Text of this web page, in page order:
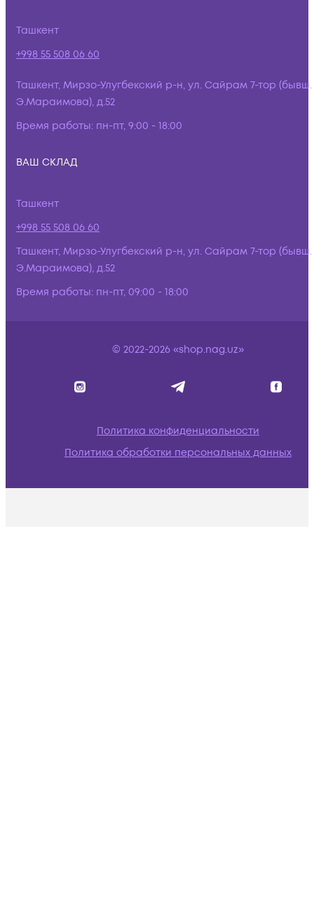
Ташкент
+998 55 508 06 60
Ташкент, Мирзо-Улугбекский р-н, ул. Сайрам 7-тор (бывш.
Э.Мараимова), д.52
Время работы: пн-пт, 9:00 - 18:00
ВАШ СКЛАД
Ташкент
+998 55 508 06 60
Ташкент, Мирзо-Улугбекский р-н, ул. Сайрам 7-тор (бывш.
Э.Мараимова), д.52
Время работы: пн-пт, 09:00 - 18:00
© 2022-2026 «shop.nag.uz»
Политика конфиденциальности
Политика обработки персональных данных